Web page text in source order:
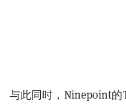
与此同时，Ninepoint的